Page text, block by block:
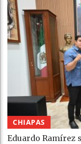
CHIAPAS
Eduardo Ramírez